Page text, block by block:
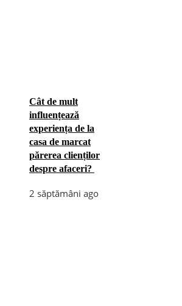
Cât de mult
influențează
experiența de la
casa de marcat
părerea clienților
despre afaceri?
2 săptămâni ago